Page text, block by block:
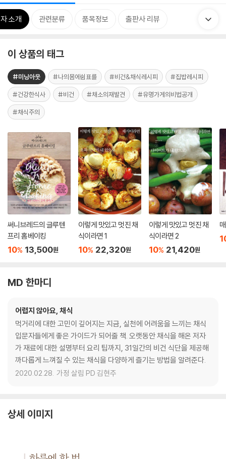
소개 관련분류 품목정보 출판사 리뷰
이 상품의 태그
#미닝아웃 #나의몸에쉼표를 #비건&채식레시피 #집밥레시피
#건강한식사 #비건 #채소의재발견 #유명가게의비법공개
#채식주의
써니브레드의 글루텐
프리 홈베이킹
10% 13,500원
이렇게 맛있고 멋진 채
식이라면 1
10% 22,320원
이렇게 맛있고 멋진 채
식이라면 2
10% 21,420원
MD 한마디
어렵지 않아요, 채식
먹거리에 대한 고민이 깊어지는 지금, 실천에 어려움을 느끼는 채식
입문자들에게 좋은 가이드가 되어줄 책. 오랫동안 채식을 해온 저자
가 재료에 대한 설명부터 요리 팁까지, 31일간의 비건 식단을 제공해
까다롭게 느껴질 수 있는 채식을 다양하게 즐기는 방법을 알려준다.
2020.02.28. 가정 살림 PD 김현주
상세 이미지